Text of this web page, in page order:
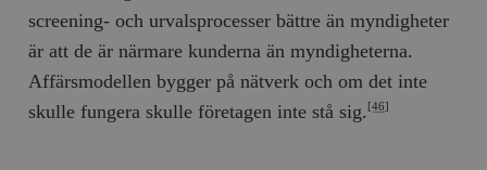
screening- och urvalsprocesser bättre än myndigheter
är att de är närmare kunderna än myndigheterna.
Affärsmodellen bygger på nätverk och om det inte
skulle fungera skulle företagen inte stå sig. [46]